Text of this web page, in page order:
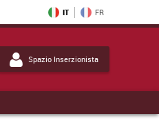
IT FR
Spazio Inserzionista